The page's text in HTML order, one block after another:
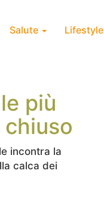
Salute Lifestyle
più
incontra la
calca dei